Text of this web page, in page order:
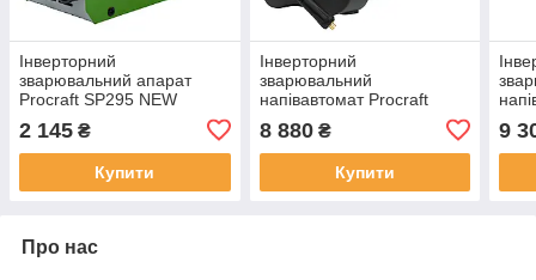
Інверторний
зварювальний апарат
Procraft SP295 NEW
2 145 ₴
Купити
Інверторний
зварювальний
напівавтомат Procraft
8 880₴
Купити
9
Про нас